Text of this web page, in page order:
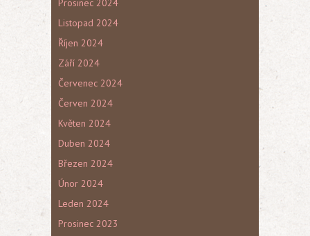
Prosinec 2024
Listopad 2024
Říjen 2024
Září 2024
Červenec 2024
Červen 2024
Květen 2024
Duben 2024
Březen 2024
Únor 2024
Leden 2024
Prosinec 2023